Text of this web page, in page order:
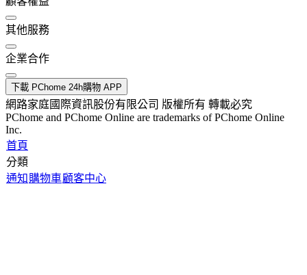
其他服務
企業合作
下載 PChome 24h購物 APP
網路家庭國際資訊股份有限公司 版權所有 轉載必究
PChome and PChome Online are trademarks of PChome Online
Inc.
首頁
分類
通知 購物車顧客中心